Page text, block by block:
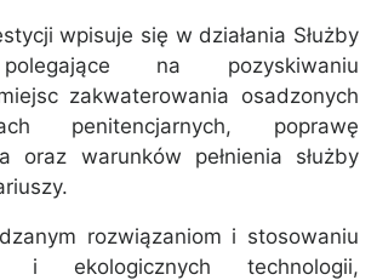
wpisuje się w działania Służby
na pozyskiwaniu
zakwaterowania osadzonych
penitencjarnych, poprawę
oraz warunków pełnienia służby
rozwiązaniom i stosowaniu
i ekologicznych technologii,